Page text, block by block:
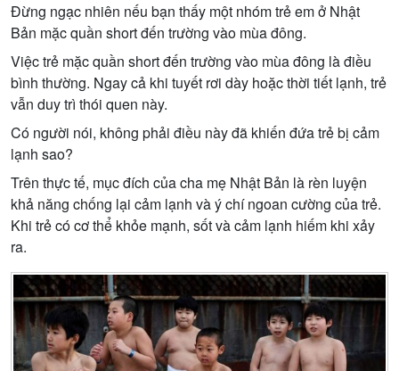
Đừng ngạc nhiên nếu bạn thấy một nhóm trẻ em ở Nhật
Bản mặc quần short đến trường vào mùa đông.
Việc trẻ mặc quần short đến trường vào mùa đông là điều
bình thường. Ngay cả khi tuyết rơi dày hoặc thời tiết lạnh, trẻ
vẫn duy trì thói quen này.
Có người nói, không phải điều này đã khiến đứa trẻ bị cảm
lạnh sao?
Trên thực tế, mục đích của cha mẹ Nhật Bản là rèn luyện
khả năng chống lại cảm lạnh và ý chí ngoan cường của trẻ.
Khi trẻ có cơ thể khỏe mạnh, sốt và cảm lạnh hiếm khi xảy
ra.